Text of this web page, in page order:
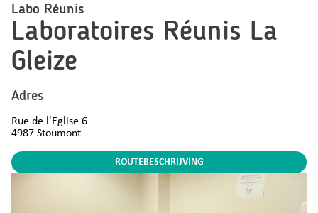
Gezondheidsinzichten
FAQ
Contact
NL
Labo Réunis
Laboratoires Réunis La
Gleize
Adres
Rue de l'Eglise 6
4987 Stoumont
ROUTEBESCHRIJVING